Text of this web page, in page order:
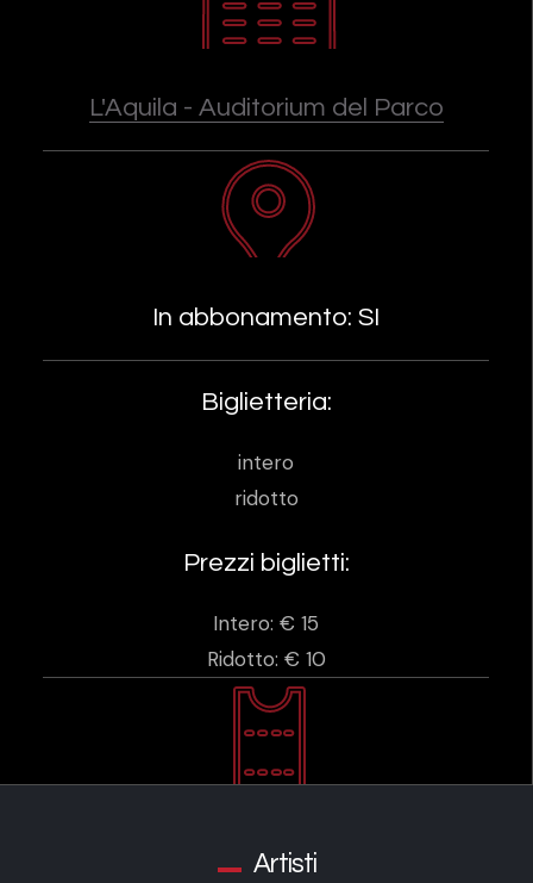
L'Aquila - Auditorium del Parco
In abbonamento: SI
Biglietteria:
intero
ridotto
Prezzi biglietti:
Intero: € 15
Ridotto: € 10
Artisti